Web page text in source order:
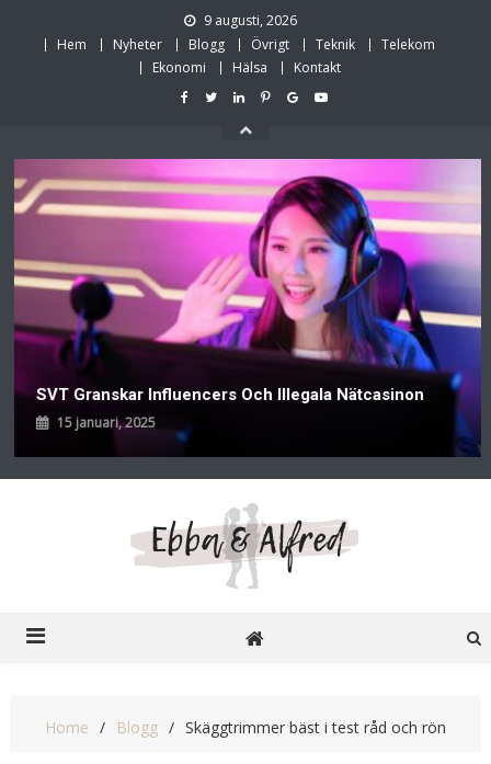
9 augusti, 2026
Hem
Nyheter Blogg Övrigt Teknik
Telekom
Ekonomi
Hälsa Kontakt
SVT Granskar Influencers Och Illegala Nätcasinon
15 januari, 2025
Home Blogg Skäggtrimmer bäst i test råd och rön